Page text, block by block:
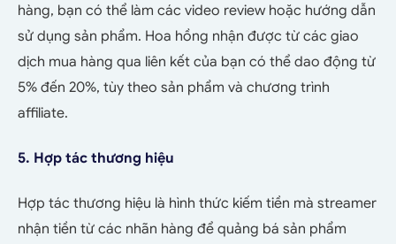
hàng, bạn có thể làm các video review hoặc hướng dẫn
sử dụng sản phẩm. Hoa hồng nhận được từ các giao
dịch mua hàng qua liên kết của bạn có thể dao động từ
5% đến 20%, tùy theo sản phẩm và chương trình
affiliate.
5. Hợp tác thương hiệu
Hợp tác thương hiệu là hình thức kiếm tiền mà streamer
nhận tiền từ các nhãn hàng để quảng bá sản phẩm